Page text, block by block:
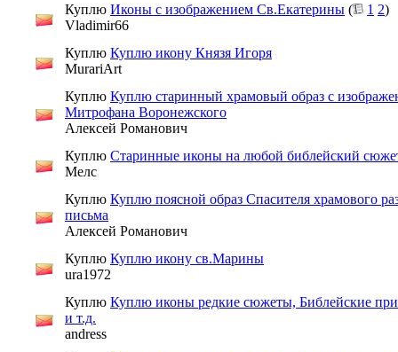
Куплю Иконы с изображением Св.Екатерины ( 1 2)
Vladimir66
Куплю Куплю икону Князя Игоря
MurariArt
Куплю Куплю старинный храмовый образ с
Митрофана Воронежского
Алексей Романович
Куплю Старинные иконы на любой библейский
Мелс
Куплю Куплю поясной образ Спасителя храмового
письма
Алексей Романович
Куплю Куплю икону св.Марины
ura1972
Куплю Куплю иконы редкие сюжеты, Библейские
и т.д.
andress